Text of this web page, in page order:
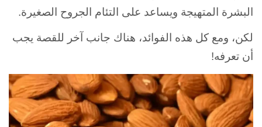
البشرة المتهيجة ويساعد على التئام الجروح الصغيرة.
لكن، ومع كل هذه الفوائد، هناك جانب آخر للقصة يجب
أن تعرفه!